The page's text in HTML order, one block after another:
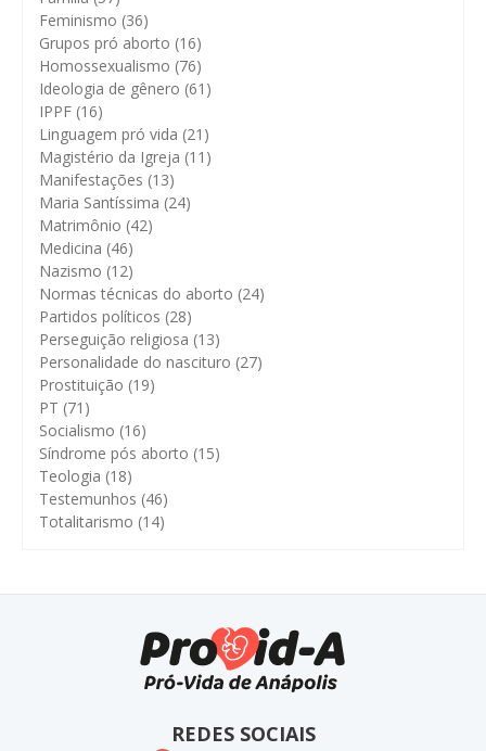
Feminismo (36)
Grupos pró aborto (16)
Homossexualismo (76)
Ideologia de gênero (61)
IPPF (16)
Linguagem pró vida (21)
Magistério da Igreja (11)
Manifestações (13)
Maria Santíssima (24)
Matrimônio (42)
Medicina (46)
Nazismo (12)
Normas técnicas do aborto (24)
Partidos políticos (28)
Perseguição religiosa (13)
Personalidade do nascituro (27)
Prostituição (19)
PT (71)
Socialismo (16)
Síndrome pós aborto (15)
Teologia (18)
Testemunhos (46)
Totalitarismo (14)
REDES SOCIAIS